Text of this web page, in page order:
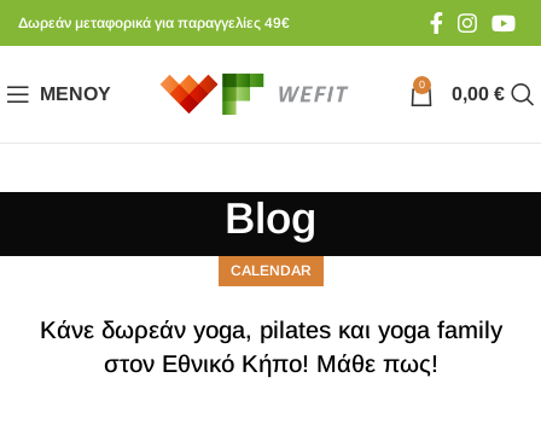
Δωρεάν μεταφορικά για παραγγελίες 49€
ΜΕΝΟΎ 0 0,00 €
Blog
CALENDAR
Κάνε δωρεάν yoga, pilates και yoga family
στον Εθνικό Κήπο! Μάθε πως!